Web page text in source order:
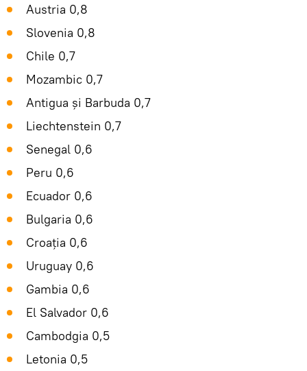
Austria 0,8
Slovenia 0,8
Chile 0,7
Mozambic 0,7
Antigua și Barbuda 0,7
Liechtenstein 0,7
Senegal 0,6
Peru 0,6
Ecuador 0,6
Bulgaria 0,6
Croația 0,6
Uruguay 0,6
Gambia 0,6
El Salvador 0,6
Cambodgia 0,5
Letonia 0,5